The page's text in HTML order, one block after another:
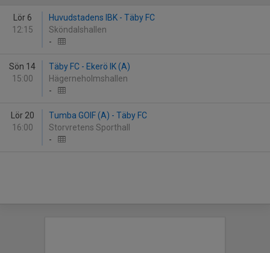
Lör 6
12:15
Huvudstadens IBK - Täby FC
Sköndalshallen
-
Sön 14
15:00
Täby FC - Ekerö IK (A)
Hägerneholmshallen
-
Lör 20
16:00
Tumba GOIF (A) - Täby FC
Storvretens Sporthall
-